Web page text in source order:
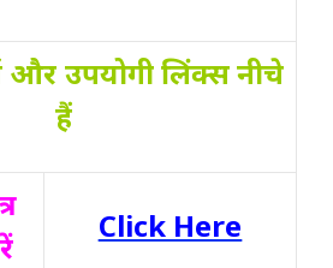
उपयोगी लिंक्स नीचे
हैं
Click Here